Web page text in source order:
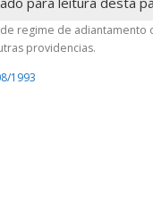
regime de adiantamento
providencias.
1993